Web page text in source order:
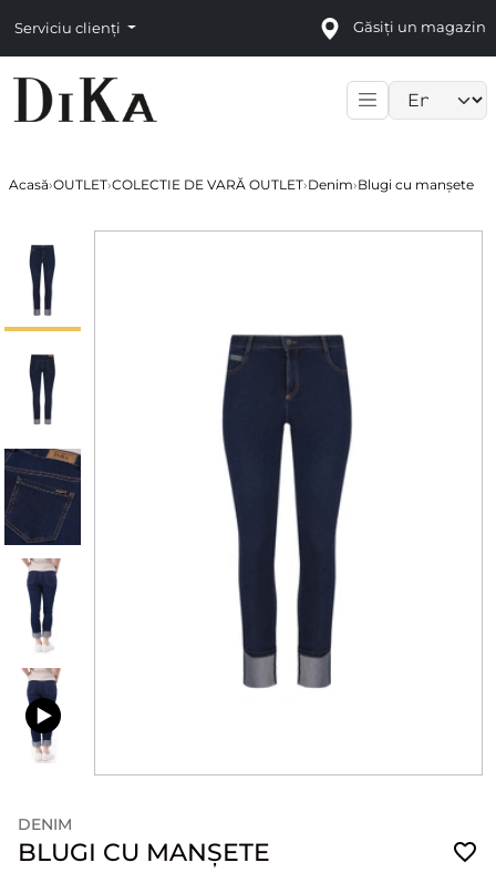
Serviciu clienți Găsiți un magazin
Acasă›OUTLET›COLECTIE DE VARĂ OUTLET›Denim›Blugi cu manșete
DENIM
BLUGI CU MANȘETE